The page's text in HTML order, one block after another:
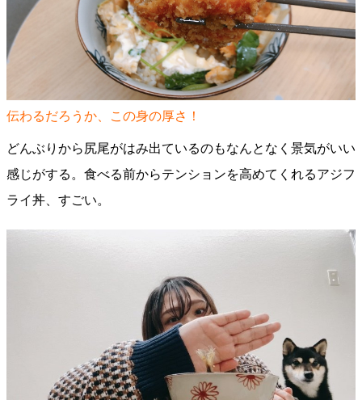
伝わるだろうか、この身の厚さ！
どんぶりから尻尾がはみ出ているのもなんとなく景気がいい
感じがする。食べる前からテンションを高めてくれるアジフ
ライ丼、すごい。